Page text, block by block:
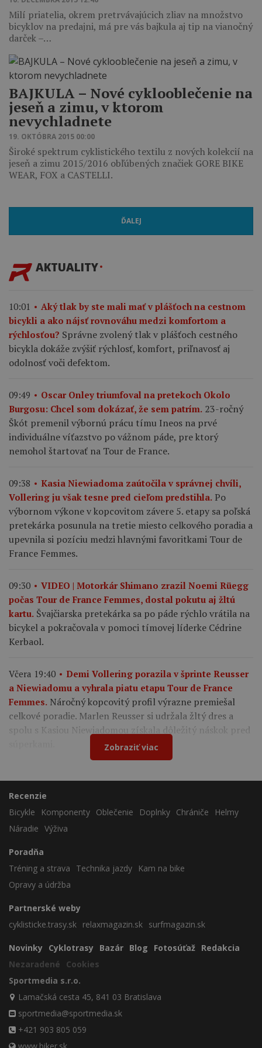
Milí priatelia, okrem pretrvávajúcich zliav na množstvo
bicyklov na predajni, má pre vás bajkula aj tip na vianočný
darček –…
​BAJKULA – Nové cyklooblečenie na
jeseň a zimu, v ktorom
nevychladnete
19. OKTÓBRA 2015 00:00
Široké spektrum cyklistického textilu z nových kolekcií na
jeseň a zimu 2015/2016 obľúbených značiek GORE BIKE
WEAR, FOX a CASTELLI.
ĎALEJ
AKTUALITY
10:01
Aký tlak by ste mali mať v plášťoch na cestnom
bicykli a ako nájsť rovnováhu medzi komfortom a
rýchlosťou? Správne zvolený tlak v plášťoch cestného
bicykla dokáže zvýšiť rýchlosť, komfort, priľnavosť aj
odolnosť voči defektom.
09:49
Oscar Onley triumfoval na pretekoch Okolo
Burgosu: Chcel som dokázať, že sem patrím. 23-ročný
Škót premenil výbornú prácu tímu Ineos na prvé
individuálne víťazstvo po vážnom páde, pre ktorý
nemohol štartovať na Tour de France.
09:38
Kasia Niewiadoma zaútočila v správnej chvíli,
Vollering ju však tesne pred cieľom predstihla. Po
výbornom výkone v kopcovitom závere 5. etapy sa poľská
pretekárka posunula na tretie miesto celkového poradia a
upevnila si pozíciu medzi hlavnými favoritkami Tour de
France Femmes.
09:30
VIDEO | Motorkár Shimano zrazil Noemi Rüegg
počas Tour de France Femmes, dostal pokutu aj žltú
kartu. Švajčiarska pretekárka sa po páde rýchlo vrátila na
bicykel a pokračovala v pomoci tímovej líderke Cédrine
Kerbaol.
Včera 19:40
Demi Vollering porazila v šprinte Reusser
a Niewiadomu a vyhrala piatu etapu Tour de France
Femmes. Náročný kopcovitý profil výrazne premiešal
celkové poradie. Marlen Reusser si udržala žltý dres a
spolu s Kasiou Niewiadomou získala dôležitý náskok pred
Zobraziť viac
Recenzie
Bicykle
Komponenty Oblečenie Doplnky Chrániče
Helmy
Náradie Výživa
Poradňa
Tréning a strava
Technika jazdy
Kam na bike
Opravy a údržba
Partnerské weby
cyklisticke.trasy.sk relaxmagazin.sk surfmagazin.sk
Novinky Cyklotrasy Bazár Blog Fotosúťaž Redakcia
Nezaradené
Cookies
Sportmedia s.r.o.
Lamačská cesta 45, 841 03 Bratislava
sportmedia@sportmedia.sk
+421 903 805 059